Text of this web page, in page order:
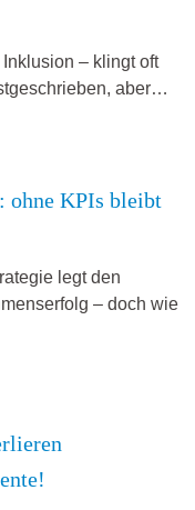
– klingt oft
aber…
ohne KPIs bleibt
legt den
– doch wie